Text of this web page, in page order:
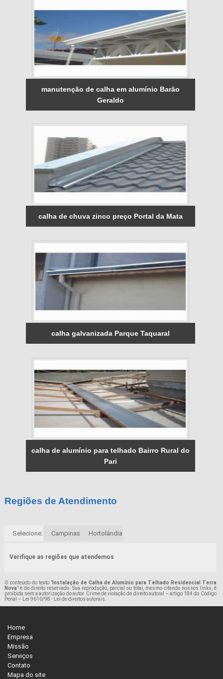
manutenção de calha em alumínio Barão
Geraldo
calha de chuva zinco preço Portal da Mata
calha galvanizada Parque Taquaral
calha de alumínio para telhado Bairro Rural do
Pari
Regiões de Atendimento
Selecione: Campinas Hortolândia
Verifique as regiões que atendemos
O conteúdo do texto "Instalação de Calha de Alumínio para Telhado Residencial Terra
Nova" é de direito reservado. Sua reprodução, parcial ou total, mesmo citando nossos links, é
proibida sem a autorização do autor. Crime de violação de direito autoral – artigo 184 do Código
Penal –
Lei 9610/98 - Lei de direitos autorais
Home
Empresa
Missão
Serviços
Contato
Mapa do site